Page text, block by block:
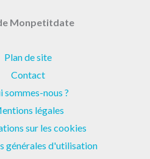
Monpetitdate
Plan de site
Contact
sommes-nous ?
légales
sur les cookies
générales d'utilisation